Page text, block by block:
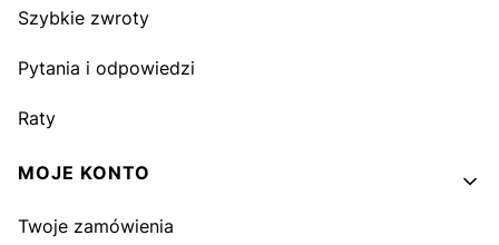
Szybkie zwroty
Pytania i odpowiedzi
Raty
MOJE KONTO
Twoje zamówienia